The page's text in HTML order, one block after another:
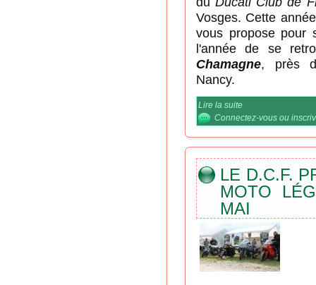
Vosges. Cette
vous propose pour
l'année de se
Chamagne, près
Nancy.
Lire la suite
1er mai
Connectez-vous ou
LE D.C.F.
MOTO
MAI